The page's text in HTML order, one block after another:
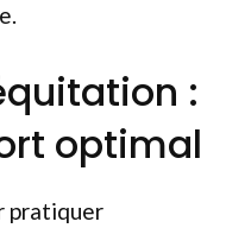
:
optimal
pratiquer